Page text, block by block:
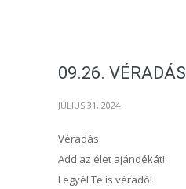
09.26. VÉRADÁS
JÚLIUS 31, 2024
Véradás
Add az élet ajándékát!
Legyél Te is véradó!